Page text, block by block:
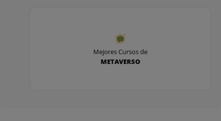
- Contratación de servicio.
Mejores Cursos de
METAVERSO